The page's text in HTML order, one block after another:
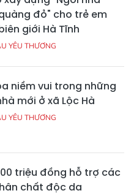
đỏ" cho trẻ em
giới Hà Tĩnh
YÊU THƯƠNG
niềm vui trong những
mới ở xã Lộc Hà
YÊU THƯƠNG
triệu đồng hỗ trợ các
chất độc da